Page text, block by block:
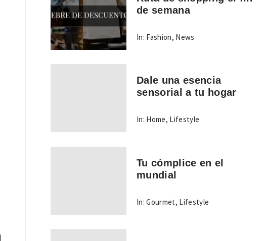
de semana
In: Fashion, News
Dale una esencia
sensorial a tu hogar
In: Home, Lifestyle
Tu cómplice en el
mundial
In: Gourmet, Lifestyle